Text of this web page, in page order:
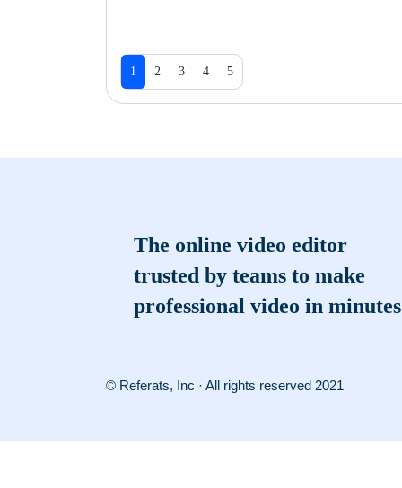
1 2 3 4 5
The online video editor
trusted by teams to make
professional video in minutes
© Referats, Inc · All rights reserved 2021